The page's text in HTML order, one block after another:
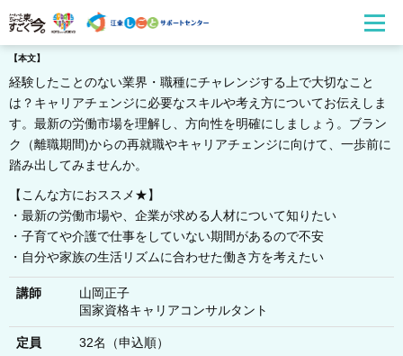
【本文】
経験したことのない業界・職種にチャレンジする上で大切なこと
は？キャリアチェンジに必要なスキルや考え方についてお伝えしま
す。最新の労働市場を理解し、方向性を明確にしましょう。ブラン
ク（離職期間)からの再就職やキャリアチェンジに向けて、一歩前に
踏み出してみませんか。
【こんな方におススメ★】
・最新の労働市場や、企業が求める人材について知りたい
・子育てや介護で仕事をしていない期間があるので不安
・自分や家族の生活リズムに合わせた働き方を考えたい
講師
山岡正子
国家資格キャリアコンサルタント
定員 32名（申込順）